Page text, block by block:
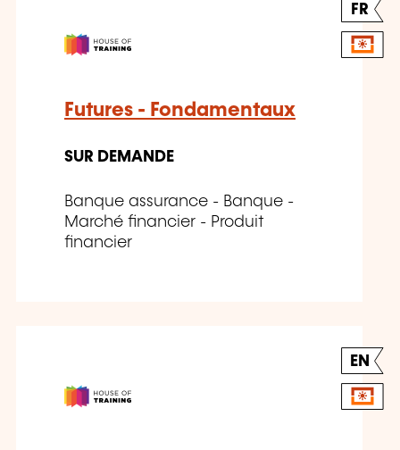
FR
Futures - Fondamentaux
SUR DEMANDE
Banque assurance - Banque -
Marché financier - Produit
financier
EN